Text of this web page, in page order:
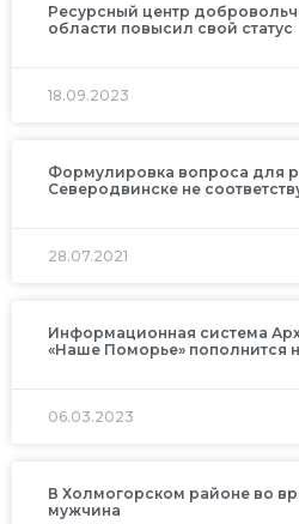
Ресурсный центр
области повысил свой статус
18.09.2023
Формулировка вопроса для
Северодвинске не
28.07.2021
Информационная система
«Наше Поморье» пополнится
06.03.2023
В Холмогорском районе во
мужчина